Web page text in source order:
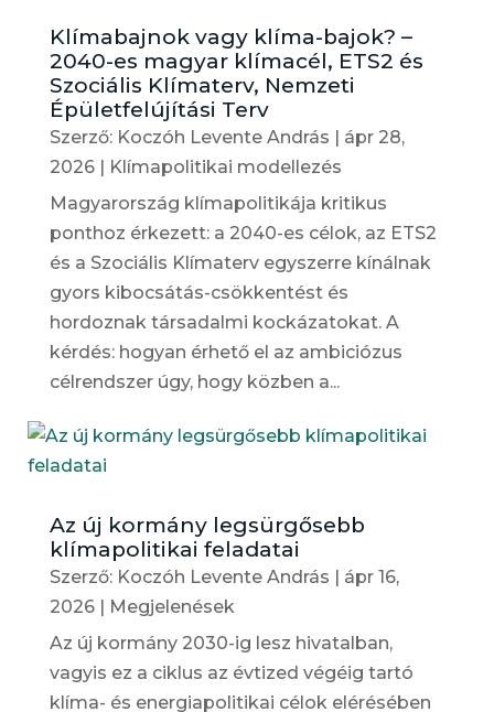
Klímabajnok vagy klíma-bajok? –
2040-es magyar klímacél, ETS2 és
Szociális Klímaterv, Nemzeti
Épületfelújítási Terv
Szerző: Koczóh Levente András | ápr 28,
2026| Klímapolitikai modellezés
Magyarország klímapolitikája kritikus
ponthoz érkezett: a 2040-es célok, az ETS2
és a Szociális Klímaterv egyszerre kínálnak
gyors kibocsátás-csökkentést és
hordoznak társadalmi kockázatokat. A
kérdés: hogyan érhető el az ambiciózus
célrendszer úgy, hogy közben a...
Az új kormány legsürgősebb
klímapolitikai feladatai
Szerző: Koczóh Levente András | ápr 16,
2026| Megjelenések
Az új kormány 2030-ig lesz hivatalban,
vagyis ez a ciklus az évtized végéig tartó
klíma- és energiapolitikai célok elérésében